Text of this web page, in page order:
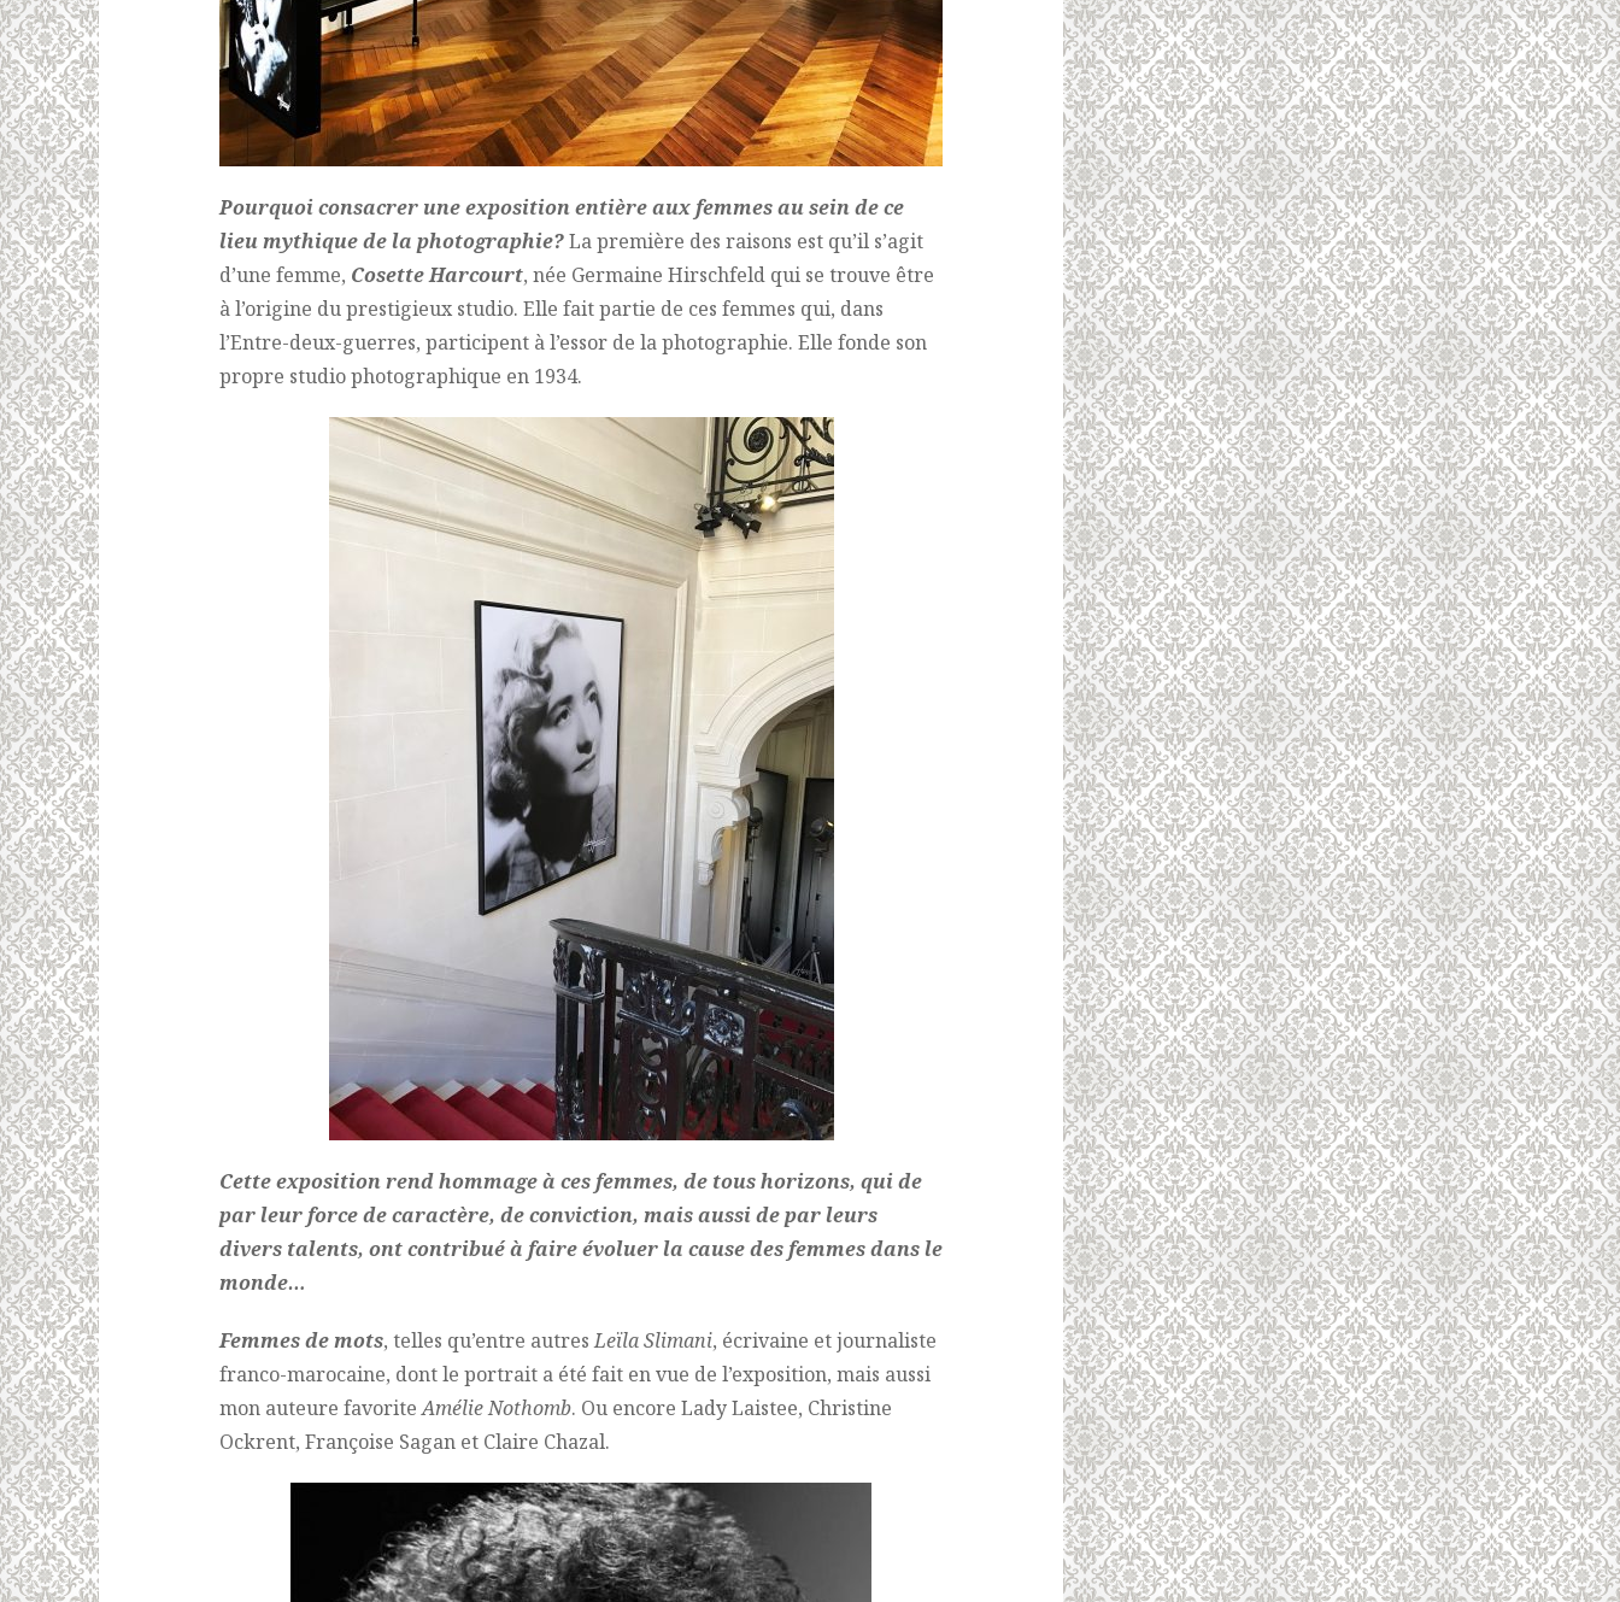
Pourquoi consacrer une exposition entière aux femmes au sein de ce
lieu mythique de la photographie?La première des raisons est qu’il s’agit
d’une femme, CosetteHarcourt, née Germaine Hirschfeld qui se trouve être
à l’origine du prestigieux studio. Elle fait partie de ces femmes qui, dans
l’Entre-deux-guerres, participent à l’essor de la photographie. Elle fonde son
propre studio photographique en 1934.
Cette exposition rend hommage à ces femmes, de tous horizons, qui de
par leur force de caractère, de conviction, mais aussi de par leurs
divers talents, ont contribué à faire évoluer la cause des femmes dans le
monde…
Femmes de mots, telles qu’entre autresLeïla Slimani, écrivaine et journaliste
franco-marocaine, dont le portrait a été fait en vue de l’exposition, mais aussi
mon auteure favoriteAmélie Nothomb. Ou encore Lady Laistee, Christine
Ockrent, Françoise Sagan et Claire Chazal.